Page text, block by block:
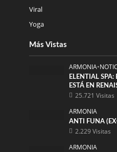
Viral
Yoga
Más Vistas
ARMONIA•
ELENTIAL SPA:
ESTÁ EN
25.721 Visitas
ARMONIA
ANTI FUNA
2.229 Visitas
ARMONIA